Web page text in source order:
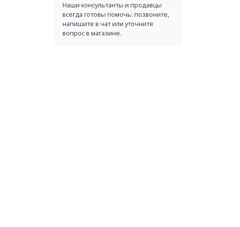
Наши консультанты и продавцы
всегда готовы помочь: позвоните,
напишите в чат или уточните
вопрос в магазине.